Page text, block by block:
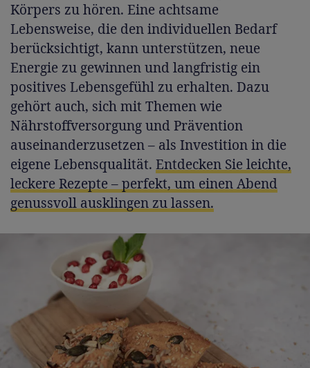
Körpers zu hören. Eine achtsame
Lebensweise, die den individuellen Bedarf
berücksichtigt, kann unterstützen, neue
Energie zu gewinnen und langfristig ein
positives Lebensgefühl zu erhalten. Dazu
gehört auch, sich mit Themen wie
Nährstoffversorgung und Prävention
auseinanderzusetzen – als Investition in die
eigene Lebensqualität. Entdecken Sie leichte,
leckere Rezepte – perfekt, um einen Abend
genussvoll ausklingen zu lassen.